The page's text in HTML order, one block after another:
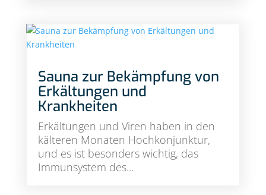
Sauna zur Bekämpfung von
Erkältungen und
Krankheiten
Erkältungen und Viren haben in den
kälteren Monaten Hochkonjunktur,
und es ist besonders wichtig, das
Immunsystem des...